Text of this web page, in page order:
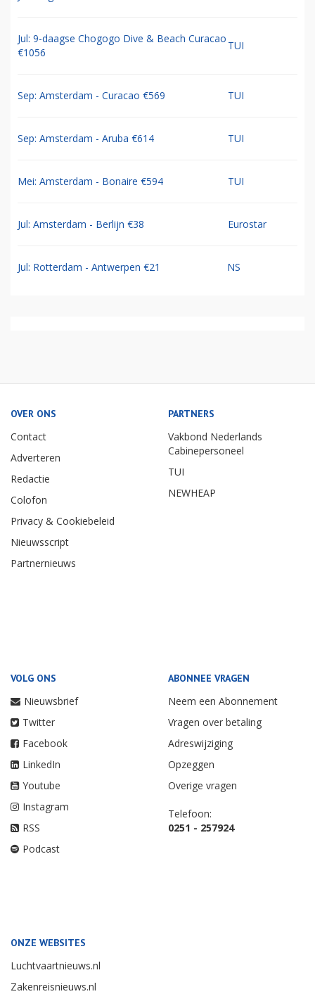
Jul: 9-daagse Chogogo Dive & Beach Curacao
€1056
TUI
Sep: Amsterdam - Curacao €569 TUI
Sep: Amsterdam - Aruba €614 TUI
Mei: Amsterdam - Bonaire €594 TUI
Jul: Amsterdam - Berlijn €38 Eurostar
Jul: Rotterdam - Antwerpen €21 NS
OVER ONS
Contact
Adverteren
Redactie
Colofon
Privacy & Cookiebeleid
Nieuwsscript
Partnernieuws
PARTNERS
Vakbond Nederlands
Cabinepersoneel
TUI
NEWHEAP
VOLG ONS
Nieuwsbrief
Twitter
Facebook
LinkedIn
Youtube
Instagram
RSS
Podcast
ABONNEE VRAGEN
Neem een Abonnement
Vragen over betaling
Adreswijziging
Opzeggen
Overige vragen
Telefoon:
0251 - 257924
ONZE WEBSITES
Luchtvaartnieuws.nl
Zakenreisnieuws.nl